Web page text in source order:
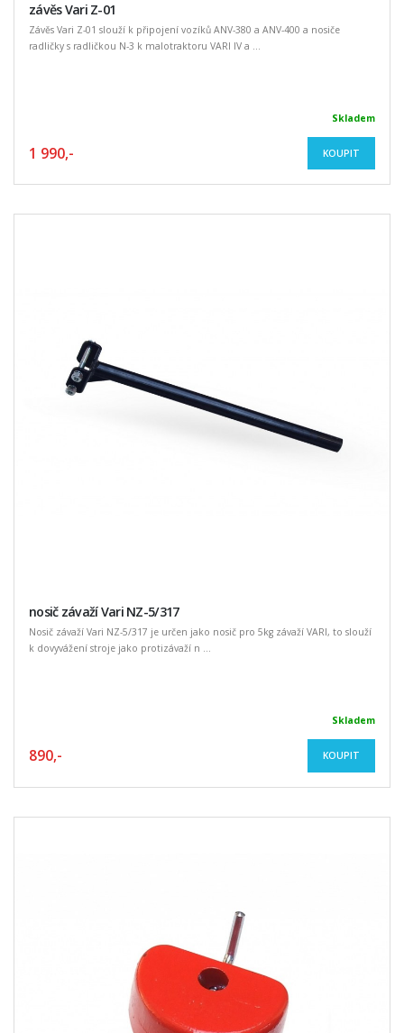
závěs Vari Z-01
Závěs Vari Z-01 slouží k připojení vozíků ANV-380 a ANV-400 a nosiče
radličky s radličkou N-3 k malotraktoru VARI IV a ...
Skladem
1 990,- KOUPIT
nosič závaží Vari NZ-5/317
Nosič závaží Vari NZ-5/317 je určen jako nosič pro 5kg závaží VARI, to slouží
k dovyvážení stroje jako protizávaží n ...
Skladem
890,- KOUPIT